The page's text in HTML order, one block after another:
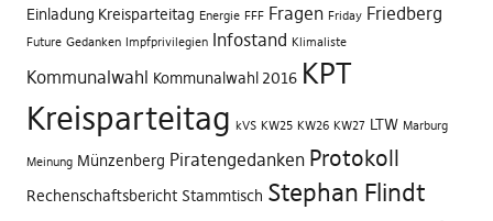
Einladung Kreisparteitag Energie FFF Fragen Friday Friedberg
Future Gedanken Impfprivilegien Infostand Klimaliste
Kommunalwahl Kommunalwahl 2016 KPT
Kreisparteitag kVS KW25 KW26 KW27 LTW Marburg
Meinung Münzenberg Piratengedanken Protokoll
Rechenschaftsbericht Stammtisch Stephan Flindt